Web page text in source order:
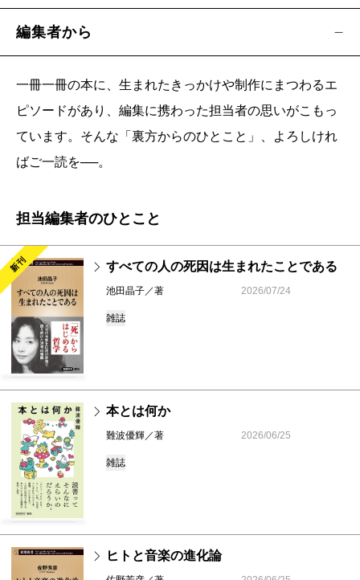
編集者から
一冊一冊の本に、生まれたきっかけや制作にまつわるエ
ピソードがあり、編集に携わった担当者の思いがこもっ
ています。そんな「裏方からのひとこと」、よろしけれ
ばご一読を──。
担当編集者のひとこと
新刊 すべての人の死因は生まれたことである
池田晶子／著 2026/07/24
雑誌
本とは何か
難波優輝／著 2026/06/25
雑誌
ヒトと音楽の進化論